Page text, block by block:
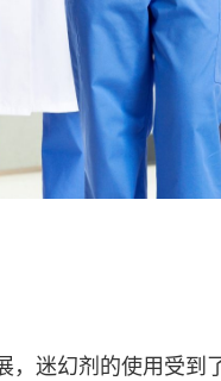
迷幻剂的使用受到